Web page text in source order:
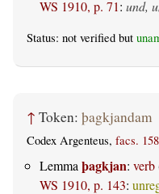
WS 1910, p. 71: und,
Status: not verified but
↑ Token: þagkjandam
Codex Argenteus, facs.
Lemma þagkjan: verb
WS 1910, p. 143: